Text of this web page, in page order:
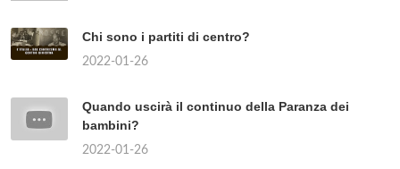
Chi sono i partiti di centro?
2022-01-26
Quando uscirà il continuo della Paranza dei
bambini?
2022-01-26